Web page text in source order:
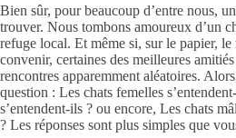
Bien sûr, pour beaucoup d’entre nous,
trouver. Nous tombons amoureux d’un
refuge local. Et même si, sur le papier, le
convenir, certaines des meilleures
rencontres apparemment aléatoires.
question : Les chats femelles
s’entendent-ils ? ou encore, Les chats
? Les réponses sont plus simples que